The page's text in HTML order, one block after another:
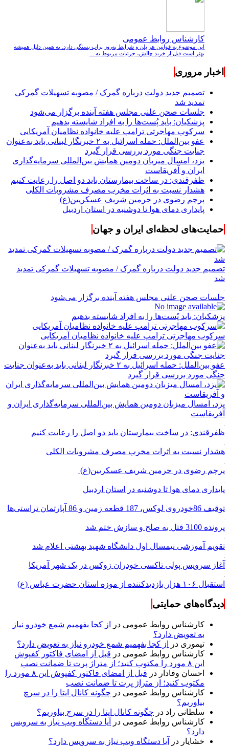
کارشناس روابط عمومی
این موضوع به قوانین هر پلن و شرایط به‌روز پراپ بستگی دارد. به همین دلیل همیشه
بهتر است قبل از خرید چالش، جزئیات مربوط به ...
اخبار مروری
تصمیم جدید دولت درباره گمرک / مصوبه تسهیلات گمرکی
تمدید شد
جلسات صحن علنی مجلس هفته آینده برگزار می‌شود
پزشکیان: باید پُست‌ها را به افراد شایسته بدهیم
سرکوب مهاجرتی ترامپ علیه خانواده نظامیان آمریکایی
عفو بین‌الملل: حمله اسرائیل به ۲ خبرنگار لبنانی باید به‌عنوان
جنایت جنگی مورد بررسی قرار گیرد
یزد، امسال میزبان دومین همایش بین‌المللی سرمایه‌گذاری
ایران و آفریقاست
ظفرقندی: در ساخت بیمارستان باید دو اصل را رعایت کنیم
هشدار نسبت به اثرات مخرب مصرف مشروبات الکلی
پرچم رضوی در حرمین شریف عسکریین(ع)
پایداری دمای هوا تا دوشنبه در استان اردبیل
حمایت‌های لحظه‌ای ایران و جهان
تصمیم جدید دولت درباره گمرک / مصوبه تسهیلات گمرکی تمدید
شد
جلسات صحن علنی مجلس هفته آینده برگزار می‌شود
پزشکیان: باید پُست‌ها را به افراد شایسته بدهیم
سرکوب مهاجرتی ترامپ علیه خانواده نظامیان آمریکایی
عفو بین‌الملل: حمله اسرائیل به ۲ خبرنگار لبنانی باید به‌عنوان جنایت
جنگی مورد بررسی قرار گیرد
یزد، امسال میزبان دومین همایش بین‌المللی سرمایه‌گذاری ایران و
آفریقاست
ظفرقندی: در ساخت بیمارستان باید دو اصل را رعایت کنیم
هشدار نسبت به اثرات مخرب مصرف مشروبات الکلی
پرچم رضوی در حرمین شریف عسکریین(ع)
پایداری دمای هوا تا دوشنبه در استان اردبیل
توقیف 86خودروی لوکس، 187 قطعه زمین و 86 آپارتمان تراستی‌ها
پرونده 3100 قتل به صلح و سازش ختم شد
تقویم آموزشی نیمسال اول دانشگاه شهید بهشتی اعلام شد
آغاز سرویس پولی تاکسی خودران زوکس در یک شهر آمریکا
استقبال ۱۰۶ هزار بازدیدکننده از موزه استان حضرت عباس (ع)
دیدگاه‌های حمایتی
کارشناس روابط عمومی در
از کجا بفهمیم شمع خودرو نیاز
به تعویض دارد؟
تیموری در
از کجا بفهمیم شمع خودرو نیاز به تعویض دارد؟
کارشناس روابط عمومی در قبل از امضای فاکتور کفپوش
این ۸ مورد را مکتوب کنید؛ از متراژ پرت تا ضمانت نصب
احسان وفادار در
قبل از امضای فاکتور کفپوش این ۸ مورد را
مکتوب کنید؛ از متراژ پرت تا ضمانت نصب
کارشناس روابط عمومی در چگونه کانال ایتا را در سرچ
بیاوریم؟
سلطانی راد در چگونه کانال ایتا را در سرچ بیاوریم؟
کارشناس روابط عمومی در
آیا دستگاه ویپ نیاز به سرویس
دارد؟
خشایار در آیا دستگاه ویپ نیاز به سرویس دارد؟